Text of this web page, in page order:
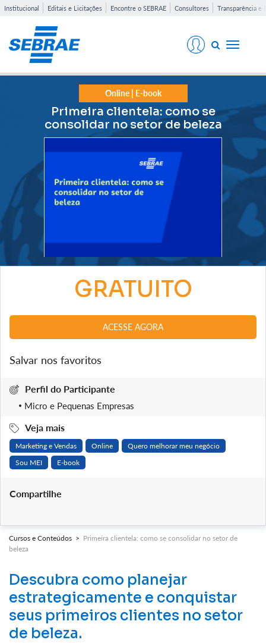
Institucional Editais e Licitações Encontre o SEBRAE Consultores Transparência e
Toggle
Online | E-book
Primeira clientela: como se
consolidar no setor de beleza
Cursos e Conteúdos > Primeira clientela: como se consolidar no setor de
beleza
Descubra como planejar
estrategicamente e conquistar
seus primeiros clientes no setor
de beleza.
GRATUITO
ACESSE AGORA
Salvar nos favoritos
Perfil do Participante
Micro e Pequenas Empresas
Veja mais
Marketing e Vendas Online
Quero melhorar meu negócio
Sou MEI
E-book
Compartilhe